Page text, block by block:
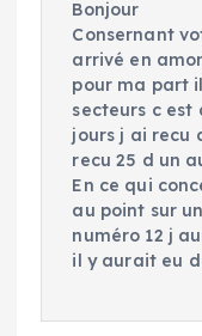
Bonjour
Consernant
arrivé en
pour ma part
secteurs c est
jours j ai recu
recu 25 d un
En ce qui
au point sur
numéro 12 j
il y aurait eu